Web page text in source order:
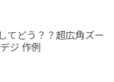
てどう？？超広角ズー
ジ 作例